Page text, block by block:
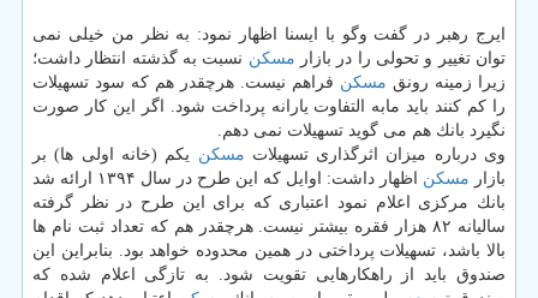
ایرج رهبر در گفت وگو با ایسنا اظهار نمود: به نظر من خیلی نمی
توان تغییر و تحولی را در بازار مسكن نسبت به گذشته انتظار داشت؛
زیرا زمینه رونق مسكن فراهم نیست. هرچقدر هم كه سود تسهیلات
را كم كنند باید مابه التفاوت یارانه پرداخت شود. اگر این كار صورت
نگیرد بانك هم می گوید تسهیلات نمی دهم.
وی درباره میزان اثرگذاری تسهیلات مسكن یكم (خانه اولی ها) بر
بازار مسكن
اظهار داشت: اوایل كه این طرح در سال ۱۳۹۴ ارائه شد
بانك مركزی اعلام نمود اعتباری كه برای این طرح در نظر گرفته
سالیانه ۸۲ هزار فقره بیشتر نیست. هرچقدر هم كه تعداد ثبت نام ها
بالا باشد، تسهیلات پرداختی در همین محدوده خواهد بود. بنابراین این
صندوق باید از راهكارهایی تقویت شود. به تازگی اعلام شده كه